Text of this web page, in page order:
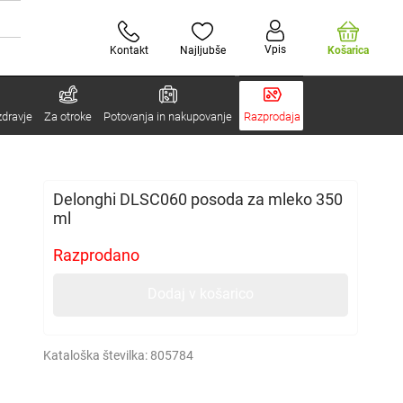
Kontakt Najljubše Vpis Košarica
Za otroke Potovanja in nakupovanje Razprodaja
Delonghi DLSC060 posoda za mleko 350
ml
Razprodano
Kataloška številka: 805784